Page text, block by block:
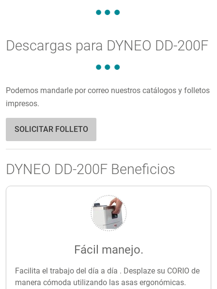
Descargas para DYNEO DD-200F
Podemos mandarle por correo nuestros catálogos y folletos
impresos.
SOLICITAR FOLLETO
DYNEO DD-200F Beneficios
Fácil manejo.
Facilita el trabajo del día a día . Desplaze su CORIO de
manera cómoda utilizando las asas ergonómicas.